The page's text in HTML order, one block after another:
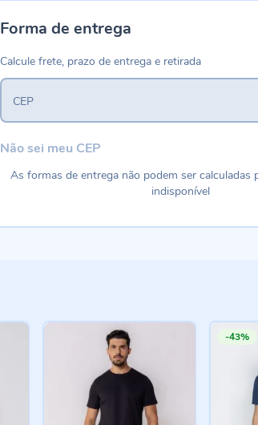
Forma de entrega
Calcule frete, prazo de entrega e retirada
CEP
Não sei meu CEP
As formas de entrega não podem ser calculadas
indisponível
-43%